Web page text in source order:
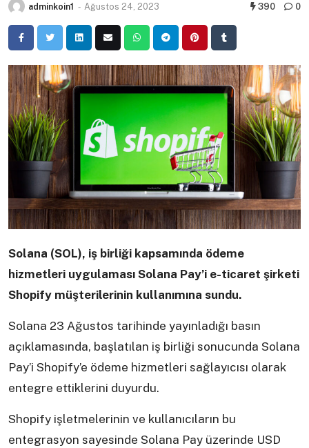
adminkoin1 - Ağustos 24, 2023 390 0
Solana (SOL), iş birliği kapsamında ödeme
hizmetleri uygulaması Solana Pay’i e-ticaret şirketi
Shopify müşterilerinin kullanımına sundu.
Solana 23 Ağustos tarihinde yayınladığı basın
açıklamasında, başlatılan iş birliği sonucunda Solana
Pay’i Shopify’e ödeme hizmetleri sağlayıcısı olarak
entegre ettiklerini duyurdu.
Shopify işletmelerinin ve kullanıcıların bu
entegrasyon sayesinde Solana Pay üzerinde USD